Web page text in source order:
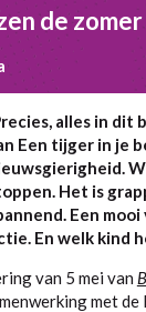
de
alles in dit
Een tijger in je
Het is
Een
En welk kind
van 5 mei van
met